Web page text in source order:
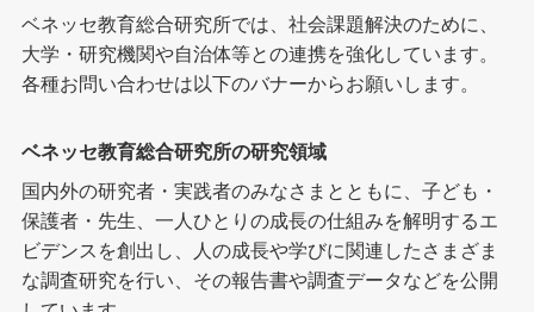
ベネッセ教育総合研究所では、社会課題解決のために、
大学・研究機関や自治体等との連携を強化しています。
各種お問い合わせは以下のバナーからお願いします。
ベネッセ教育総合研究所の研究領域
国内外の研究者・実践者のみなさまとともに、子ども・
保護者・先生、一人ひとりの成長の仕組みを解明するエ
ビデンスを創出し、人の成長や学びに関連したさまざま
な調査研究を行い、その報告書や調査データなどを公開